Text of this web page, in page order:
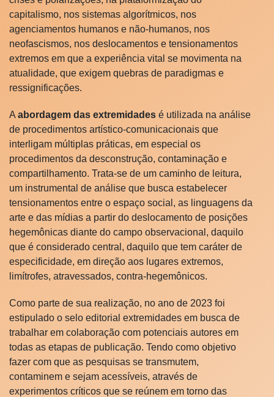
capitalismo, nos sistemas algorítmicos, nos
agenciamentos humanos e não-humanos, nos
neofascismos, nos deslocamentos e tensionamentos
extremos em que a experiência vital se movimenta na
atualidade, que exigem quebras de paradigmas e
ressignificações.
A abordagem das extremidades é utilizada na análise
de procedimentos artístico-comunicacionais que
interligam múltiplas práticas, em especial os
procedimentos da desconstrução, contaminação e
compartilhamento. Trata-se de um caminho de leitura,
um instrumental de análise que busca estabelecer
tensionamentos entre o espaço social, as linguagens da
arte e das mídias a partir do deslocamento de posições
hegemônicas diante do campo observacional, daquilo
que é considerado central, daquilo que tem caráter de
especificidade, em direção aos lugares extremos,
limítrofes, atravessados, contra-hegemônicos.
Como parte de sua realização, no ano de 2023 foi
estipulado o selo editorial extremidades em busca de
trabalhar em colaboração com potenciais autores em
todas as etapas de publicação. Tendo como objetivo
fazer com que as pesquisas se transmutem,
contaminem e sejam acessíveis, através de
experimentos críticos que se reúnem em torno das